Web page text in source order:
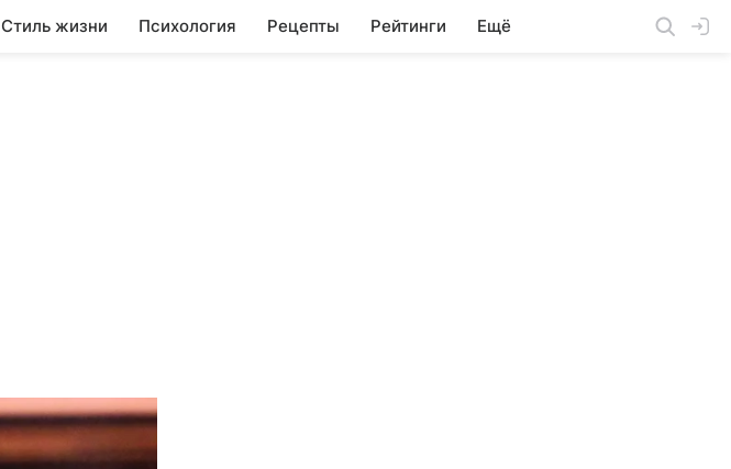
Стиль жизни Психология Рецепты Рейтинги Ещё